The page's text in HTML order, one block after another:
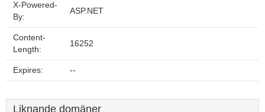
X-Powered-
By:
ASP.NET
Content-
Length:
16252
Expires: --
Liknande domäner